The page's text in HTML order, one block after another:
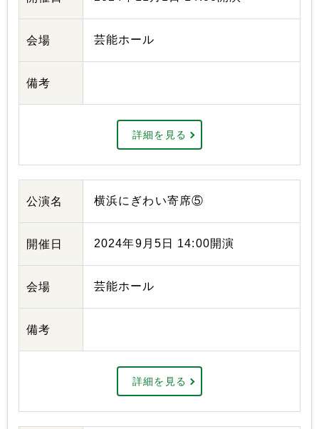
会場 芸能ホール
備考
詳細を見る
公演名 横浜にぎわい寄席⑤
開催日 2024年9月5日 14:00開演
会場 芸能ホール
備考
詳細を見る